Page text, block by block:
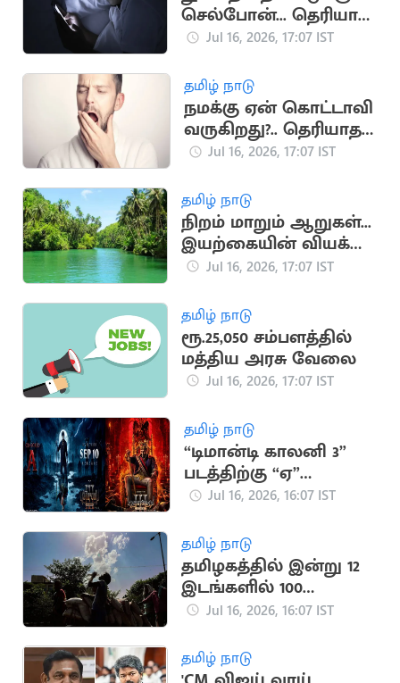
செல்போன்... தெரியாத
ஆபத்துகள்
Jul 16, 2026, 17:07 IST
தமிழ் நாடு
நமக்கு ஏன் கொட்டாவி
வருகிறது?.. தெரியாத
சுவாரஸ்ய
Jul 16, 2026, 17:07 IST
தமிழ் நாடு
நிறம் மாறும் ஆறுகள்...
இயற்கையின் வியக்க
வைக்கும்
Jul 16, 2026, 17:07 IST
தமிழ் நாடு
ரூ.25,050 சம்பளத்தில்
மத்திய அரசு வேலை
Jul 16, 2026, 17:07 IST
தமிழ் நாடு
“டிமான்டி காலனி 3”
படத்திற்கு “ஏ”
சான்றிதழ் வழங்கிய
Jul 16, 2026, 16:07 IST
தமிழ் நாடு
தமிழகத்தில் இன்று 12
இடங்களில் 100
டிகிரியை தாண்டிய
Jul 16, 2026, 16:07 IST
தமிழ் நாடு